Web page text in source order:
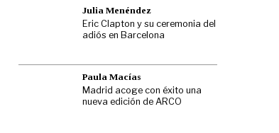
Julia Menéndez
Eric Clapton y su ceremonia del
adiós en Barcelona
Paula Macías
Madrid acoge con éxito una
nueva edición de ARCO